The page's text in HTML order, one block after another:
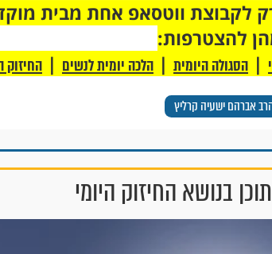
אברהם ישעיה קרליץ
להצטרפות:
| הסגולה היומית | הלכה יומית לנשים | החיזוק
בנושא החיזוק היומי